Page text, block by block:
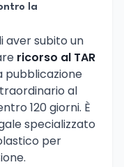
la
aver subito un
ricorso al TAR
pubblicazione
al
120 giorni. È
specializzato
per